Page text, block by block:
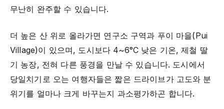
무난히 완주할 수 있습니다.
더 높은 산 위로 올라가면 연구소 구역과 푸이 마을(Pui
Village)이 있으며, 도시보다 4~6°C 낮은 기온, 제철 딸
기 농장, 전혀 다른 풍경을 만날 수 있습니다. 도시에서
당일치기로 오는 여행자들은 짧은 드라이브가 고도와 분
위기를 얼마나 크게 바꾸는지 과소평가하곤 합니다.